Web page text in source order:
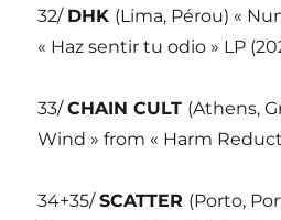
32/ DHK (Lima, Pérou) «
« Haz sentir tu odio » LP
33/CHAIN CULT (Athens,
Wind » from « Harm
34+35/SCATTER (Porto,